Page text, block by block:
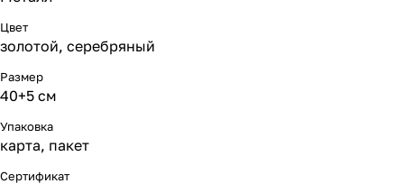
Цвет
золотой, серебряный
Размер
40+5 см
Упаковка
карта, пакет
Сертификат